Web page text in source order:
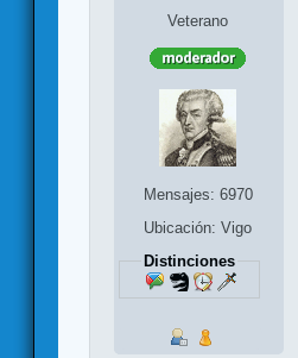
Veterano
Mensajes: 6970
Ubicación: Vigo
Distinciones